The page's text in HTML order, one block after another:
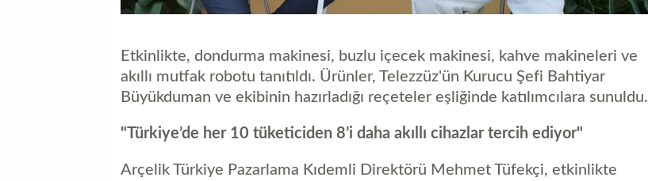
Etkinlikte, dondurma makinesi, buzlu içecek makinesi, kahve makineleri ve
akıllı mutfak robotu tanıtıldı. Ürünler, Telezzüz'ün Kurucu Şefi Bahtiyar
Büyükduman ve ekibinin hazırladığı reçeteler eşliğinde katılımcılara sunuldu.
"Türkiye’de her 10 tüketiciden 8’i daha akıllı cihazlar tercih ediyor"
Arçelik Türkiye Pazarlama Kıdemli Direktörü Mehmet Tüfekçi, etkinlikte